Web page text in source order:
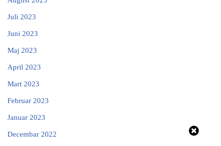
Juli 2023
Juni 2023
Maj 2023
April 2023
Mart 2023
Februar 2023
Januar 2023
Decembar 2022